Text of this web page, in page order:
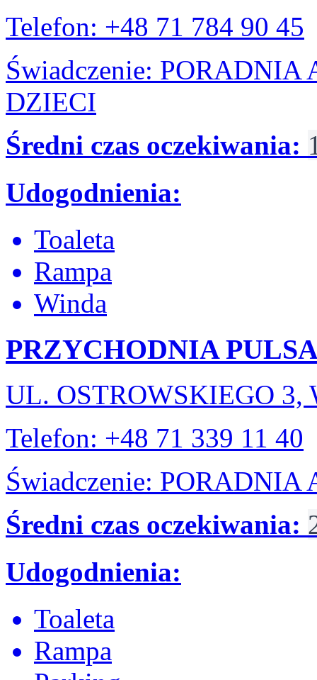
Telefon: +48 71 784 90 45
Świadczenie:
DZIECI
Średni czas oczekiwania:
Udogodnienia:
Toaleta
Rampa
Winda
PRZYCHODNIA
UL. OSTROWSKIEGO 3,
Telefon: +48 71 339 11 40
Świadczenie:
Średni czas oczekiwania:
Udogodnienia:
Toaleta
Rampa